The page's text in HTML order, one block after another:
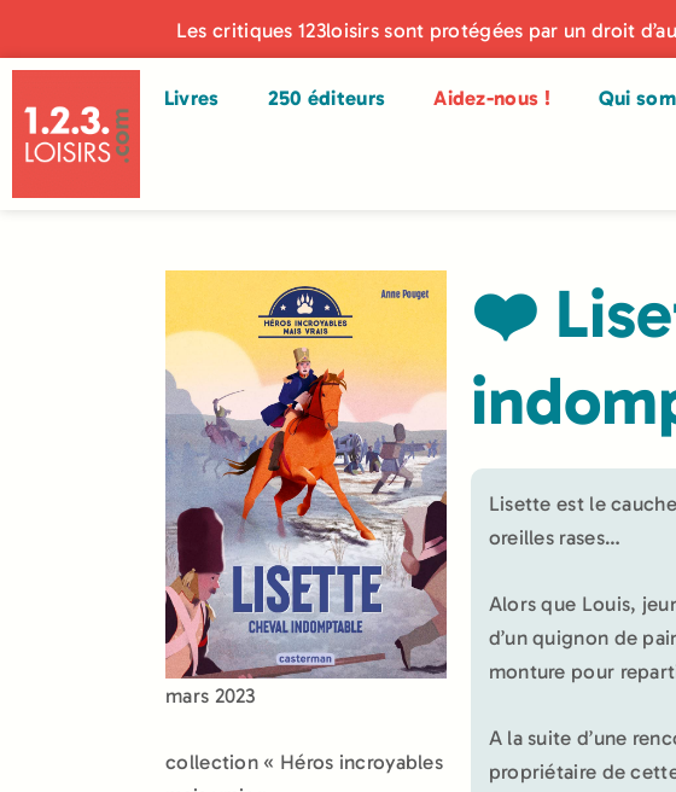
Les critiques 123loisirs sont protégées par un droit
Livres 250 éditeurs Aidez-nous ! Qui
mars 2023
collection « Héros incroyables
❤️
Lisette est le
oreilles rases…
Alors que Louis,
d’un quignon de
monture pour
A la suite d’une
propriétaire de